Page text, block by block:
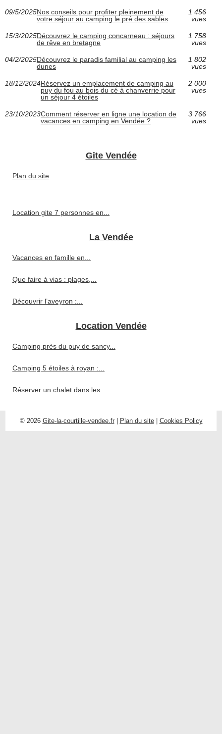
09/5/2025Nos conseils pour profiter pleinement de
votre séjour au camping le pré des sables
1 456
vues
15/3/2025Découvrez le camping concarneau : séjours
de rêve en bretagne
1 758
vues
04/2/2025Découvrez le paradis familial au camping les
dunes
1 802
vues
18/12/2024Réservez un emplacement de camping au
puy du fou au bois du cé à chanverrie pour
un séjour 4 étoiles
2 000
vues
23/10/2023Comment réserver en ligne une location de
vacances en camping en Vendée ?
3 766
vues
Gite Vendée
Plan du site
Location gite 7 personnes en...
La Vendée
Vacances en famille en...
Que faire à vias : plages,...
Découvrir l’aveyron :...
Location Vendée
Camping près du puy de sancy...
Camping 5 étoiles à royan :...
Réserver un chalet dans les...
© 2026 Gite-la-courtille-vendee.fr| Plan du site| Cookies Policy